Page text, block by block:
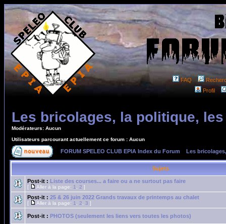
FAQ
Profil
Les bricolages, la politique,
Modérateurs: Aucun
Utilisateurs parcourant actuellement ce forum : Aucun
FORUM SPELEO CLUB EPIA Index du Forum Les
Sujets
Post-it : Liste des courses... a faire ou a ne surtout pas faire
[ Aller à la page: 1 2 ]
Post-it : 25 & 26 juin 2022 Grands travaux de printemps au chalet
[ Aller à la page: 1 2 3 ]
Post-it : PHOTOS (seulement les liens vers toutes les photos)